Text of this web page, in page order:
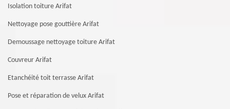
Isolation toiture Arifat
Nettoyage pose gouttière Arifat
Demoussage nettoyage toiture Arifat
Couvreur Arifat
Etanchéité toit terrasse Arifat
Pose et réparation de velux Arifat